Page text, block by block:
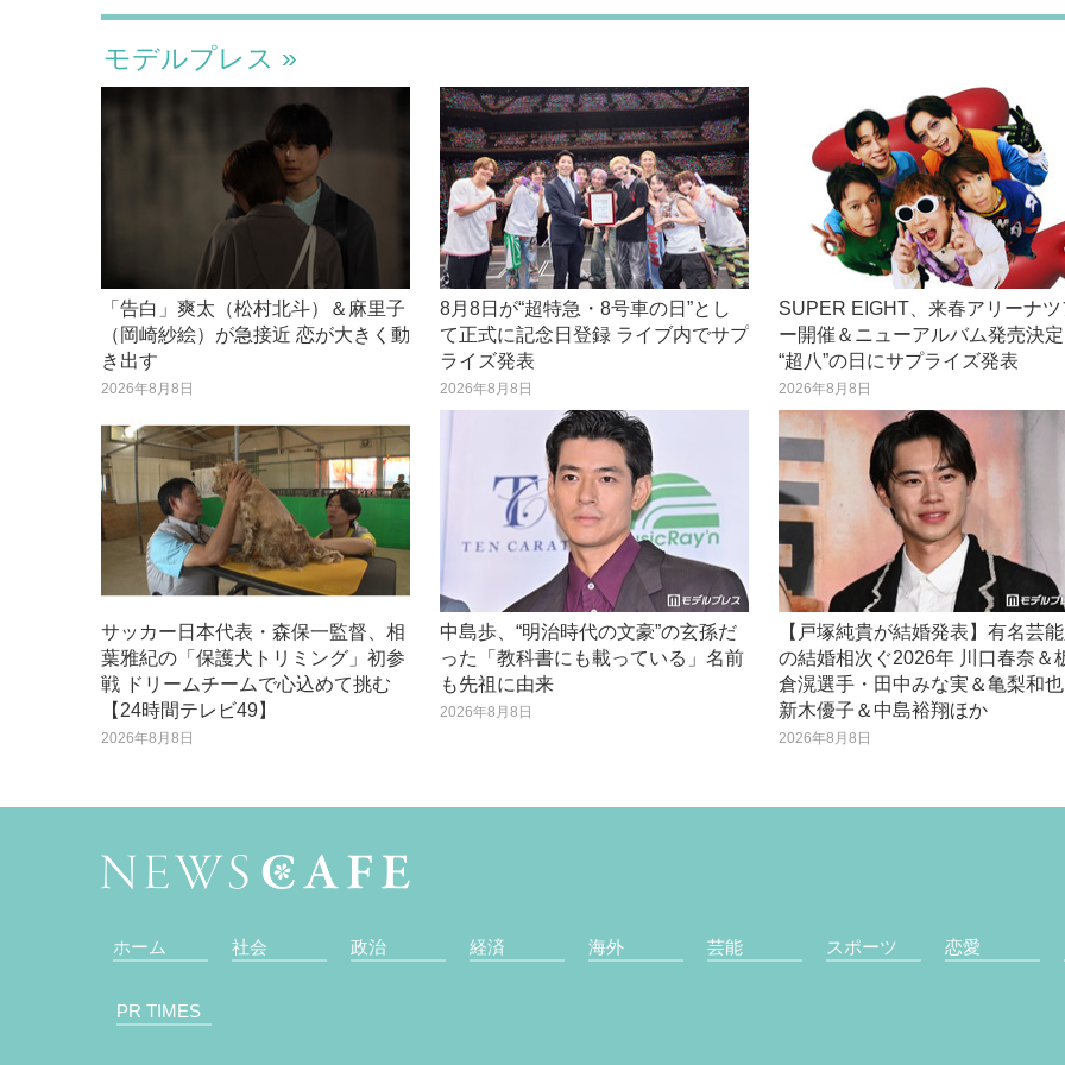
モデルプレス
「告白」爽太（松村北斗）＆麻里子
（岡崎紗絵）が急接近 恋が大きく動
き出す
2026年8月8日
8月8日が“超特急・8号車の日”とし
て正式に記念日登録 ライブ内でサプ
ライズ発表
2026年8月8日
SUPER EIGHT、来春アリーナ
ー開催＆ニューアルバム発売決定
“超八”の日にサプライズ発表
2026年8月8日
サッカー日本代表・森保一監督、相
葉雅紀の「保護犬トリミング」初参
戦 ドリームチームで心込めて挑む
【24時間テレビ49】
2026年8月8日
中島歩、“明治時代の文豪”の玄孫だ
った「教科書にも載っている」名前
も先祖に由来
2026年8月8日
【戸塚純貴が結婚発表】有名芸
の結婚相次ぐ2026年 川口春奈＆
倉滉選手・田中みな実＆亀梨和
新木優子＆中島裕翔ほか
2026年8月8日
ホーム 社会 政治 経済 海外 芸能 スポーツ 恋愛
PR TIMES